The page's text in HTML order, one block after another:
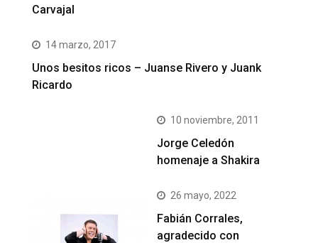
Carvajal
14 marzo, 2017
Unos besitos ricos – Juanse Rivero y Juank
Ricardo
10 noviembre, 2011
Jorge Celedón
homenaje a Shakira
26 mayo, 2022
Fabián Corrales,
agradecido con